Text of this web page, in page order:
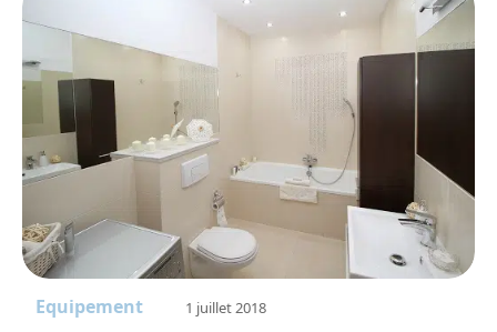
Equipement 1 juillet 2018